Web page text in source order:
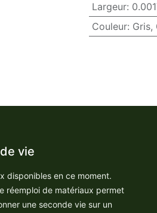
Largeur:
Couleur: Gris,
vie
disponibles en ce moment.
réemploi de matériaux permet
une seconde vie sur un